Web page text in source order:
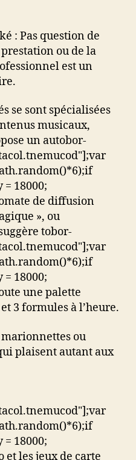
: Pas question de
ou de la
est un
se sont spécialisées
musicaux,
un autobor-
18000;
de diffusion
», ou
tobor-
18000;
une palette
3 formules à l’heure.
ou
plaisent autant aux
18000;
et les jeux de carte